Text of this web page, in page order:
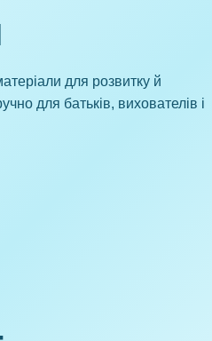
для розвитку й
для батьків, вихователів і